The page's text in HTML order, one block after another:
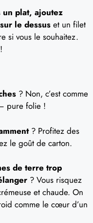
un plat, ajoutez
le dessus et un filet
si vous le souhaitez.
? Non, c’est comme
pure folie !
? Profitez des
le goût de carton.
de terre trop
? Vous risquez
et chaude. On
comme le cœur d’un